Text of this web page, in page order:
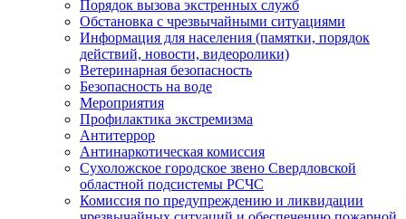
Порядок вызова экстренных служб
Обстановка с чрезвычайными ситуациями
Информация для населения (памятки, порядок
действий, новости, видеоролики)
Ветеринарная безопасность
Безопасность на воде
Мероприятия
Профилактика экстремизма
Антитеррор
Антинаркотическая комиссия
Сухоложское городское звено Свердловской
областной подсистемы РСЧС
Комиссия по предупреждению и ликвидации